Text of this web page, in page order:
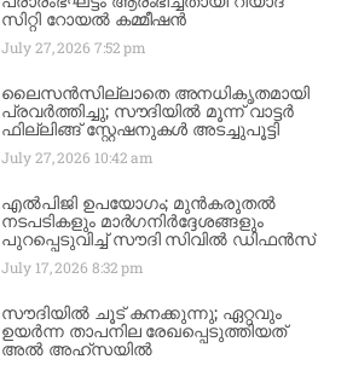
സിറ്റി റോയൽ കമ്മീഷൻ
July 27, 2026 7:52 pm
ലൈസൻസില്ലാതെ അനധികൃതമായി
പ്രവർത്തിച്ചു; സൗദിയിൽ മൂന്ന് വാട്ടർ
ഫില്ലിങ്ങ് സ്റ്റേഷനുകൾ അടച്ചുപൂട്ടി
July 27, 2026 10:42 am
എൽപിജി ഉപയോഗം; മുൻകരുതൽ
നടപടികളും മാർഗനിർദ്ദേശങ്ങളും
പുറപ്പെടുവിച്ച് സൗദി സിവിൽ ഡിഫൻസ്
July 17, 2026 8:32 pm
സൗദിയിൽ ചൂട് കനക്കുന്നു; ഏറ്റവും
ഉയർന്ന താപനില രേഖപ്പെടുത്തിയത്
അൽ അഹ്‌സയിൽ